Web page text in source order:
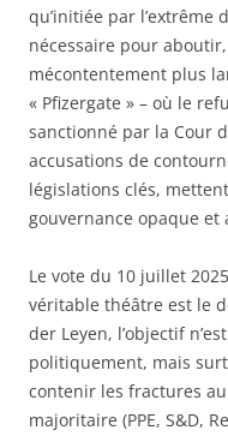
qu’initiée par
nécessaire pour
mécontentement plus
« Pfizergate » – où le
sanctionné par la Cour
accusations de
législations clés,
gouvernance opaque et
Le vote du 10 juillet
véritable théâtre est le
der Leyen, l’objectif
politiquement, mais
contenir les fractures
majoritaire (PPE, S&D,